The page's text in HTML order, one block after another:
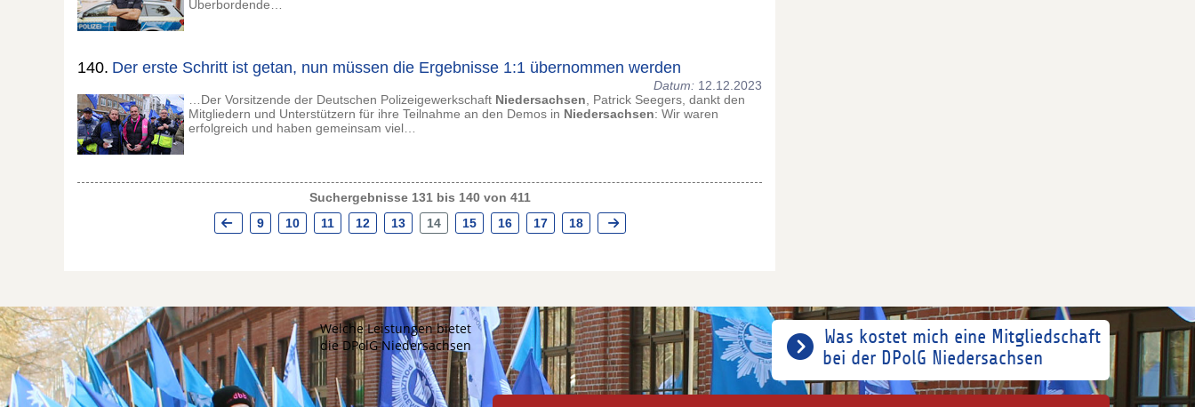
Überbordende…
140. Der erste Schritt ist getan, nun müssen die Ergebnisse 1:1 übernommen werden
Datum: 12.12.2023
…Der Vorsitzende der Deutschen Polizeigewerkschaft Niedersachsen , Patrick Seegers, dankt den
Mitgliedern und Unterstützern für ihre Teilnahme an den Demos in Niedersachsen: Wir waren
erfolgreich und haben gemeinsam viel…
Suchergebnisse 131 bis 140 von 411
9
10 11 12 13 14 15 16 17 18
Was kostet mich eine Mitgliedschaft
bei der DPolG Niedersachsen
Welche Leistungen bietet
die DPolG Niedersachsen